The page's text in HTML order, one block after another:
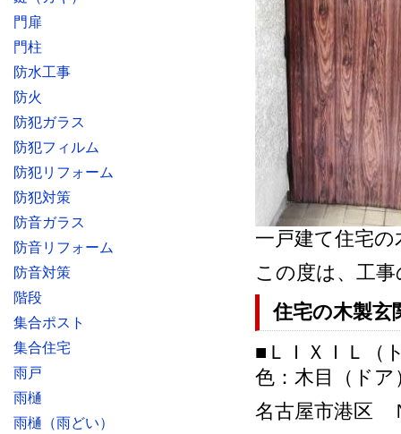
一戸建て住宅
この度は、工
住宅の木製
■ＬＩＸＩＬ
色：木目（ド
名古屋市港区
門扉
門柱
防水工事
防火
防犯ガラス
防犯フィルム
防犯リフォーム
防犯対策
防音ガラス
防音リフォーム
防音対策
階段
集合ポスト
集合住宅
雨戸
雨樋
雨樋（雨どい）